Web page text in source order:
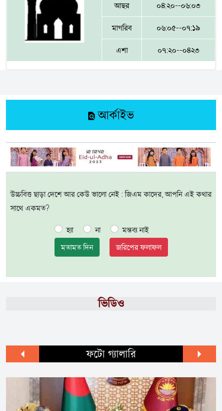
আছর ০৪:২০--০৬:০৩
মাগরিব ০৬:০৫--০৭:১৯
এশা ০৭:২০--০৪২৩
আর্কাইভ
উচ্চবিত্ত ছাড়া দেশে আর কেউ ভালো নেই : জিএম কাদের, আপনি এই কথার
সাথে একমত?
হ্যা না
মন্তব্য নাই
মতামত দিন
জরিপের ফলাফল
ভিডিও
ফটো গ্যালারি